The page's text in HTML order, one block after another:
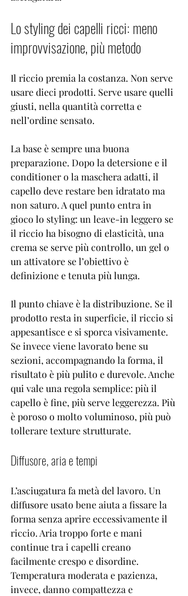
Lo styling dei capelli ricci: meno
improvvisazione, più metodo
Il riccio premia la costanza. Non serve
usare dieci prodotti. Serve usare quelli
giusti, nella quantità corretta e
nell’ordine sensato.
La base è sempre una buona
preparazione. Dopo la detersione e il
conditioner o la maschera adatti, il
capello deve restare ben idratato ma
non saturo. A quel punto entra in
gioco lo styling: un leave-in leggero se
il riccio ha bisogno di elasticità, una
crema se serve più controllo, un gel o
un attivatore se l’obiettivo è
definizione e tenuta più lunga.
Il punto chiave è la distribuzione. Se il
prodotto resta in superficie, il riccio si
appesantisce e si sporca visivamente.
Se invece viene lavorato bene su
sezioni, accompagnando la forma, il
risultato è più pulito e durevole. Anche
qui vale una regola semplice: più il
capello è fine, più serve leggerezza. Più
è poroso o molto voluminoso, più può
tollerare texture strutturate.
Diffusore, aria e tempi
L’asciugatura fa metà del lavoro. Un
diffusore usato bene aiuta a fissare la
forma senza aprire eccessivamente il
riccio. Aria troppo forte e mani
continue tra i capelli creano
facilmente crespo e disordine.
Temperatura moderata e pazienza,
invece, danno compattezza e